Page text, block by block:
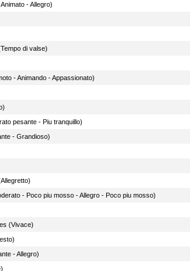
- Allegro)
di valse)
- Animando - Appassionato)
pesante - Piu tranquillo)
- Grandioso)
- Poco piu mosso - Allegro - Poco piu mosso)
(Vivace)
- Allegro)